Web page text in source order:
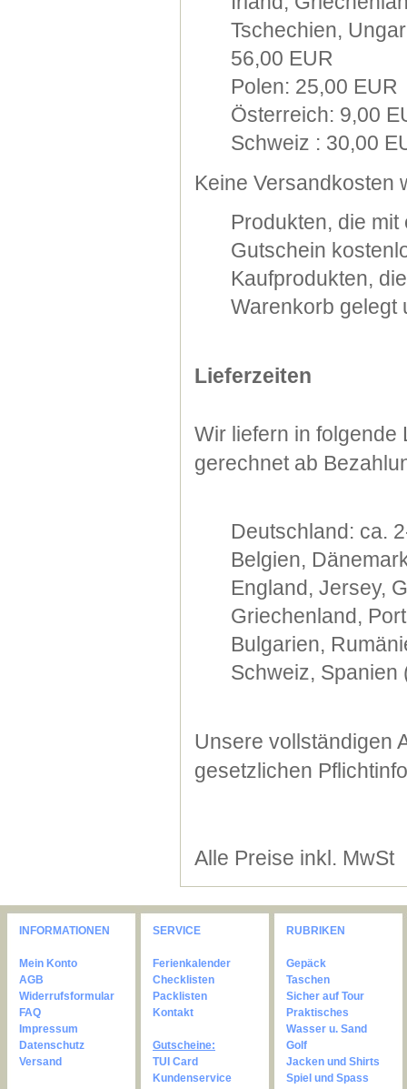
Tschechien,
56,00 EUR
Polen: 25,00 EUR
Österreich: 9,00
Schweiz : 30,00
Keine Versandkosten
Produkten, die
Gutschein
Kaufprodukten,
Warenkorb gelegt
Lieferzeiten
Wir liefern in folgende
gerechnet ab
Deutschland: ca.
Belgien,
England, Jersey,
Griechenland,
Bulgarien,
Schweiz, Spanien
Unsere vollständigen
gesetzlichen
Alle Preise inkl. MwSt
INFORMATIONEN
Mein Konto
AGB
Widerrufsformular
FAQ
Impressum
Datenschutz
Versand
SERVICE
Ferienkalender
Checklisten
Packlisten
Kontakt
Gutscheine:
TUI Card
Kundenservice
RUBRIKEN
Gepäck
Taschen
Sicher auf Tour
Praktisches
Wasser u. Sand
Golf
Jacken und Shirts
Spiel und Spass